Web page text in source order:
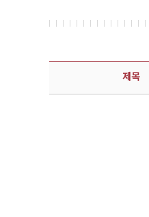
콘텐츠이슈 상세보기 - 제목, 담당부서, 담당자, 담당연락처, 내용, 첨부파일 정보 제공
제목